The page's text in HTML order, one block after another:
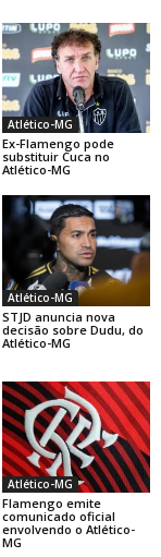
Atlético-MG
Ex-Flamengo pode
substituir Cuca no
Atlético-MG
Atlético-MG
STJD anuncia nova
decisão sobre Dudu, do
Atlético-MG
Atlético-MG
Flamengo emite
comunicado oficial
envolvendo o Atlético-
MG